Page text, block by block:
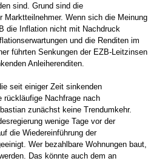
sind. Grund sind die
Marktteilnehmer. Wenn sich die Meinung
die Inflation nicht mit Nachdruck
und die Renditen im
führten Senkungen der EZB-Leitzinsen
Anleiherenditen.
seit einiger Zeit sinkenden
rückläufige Nachfrage nach
zunächst keine Trendumkehr.
wenige Tage vor der
die Wiedereinführung der
Wer bezahlbare Wohnungen baut,
Das könnte auch dem an